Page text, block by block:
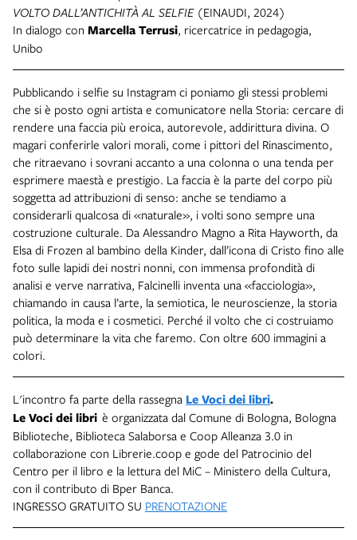
VOLTO DALL’ANTICHITÀ AL SELFIE (EINAUDI, 2024)
In dialogo con Marcella Terrusi, ricercatrice in pedagogia,
Unibo
Pubblicando i selfie su Instagram ci poniamo gli stessi problemi
che si è posto ogni artista e comunicatore nella Storia: cercare di
rendere una faccia più eroica, autorevole, addirittura divina. O
magari conferirle valori morali, come i pittori del Rinascimento,
che ritraevano i sovrani accanto a una colonna o una tenda per
esprimere maestà e prestigio. La faccia è la parte del corpo più
soggetta ad attribuzioni di senso: anche se tendiamo a
considerarli qualcosa di «naturale», i volti sono sempre una
costruzione culturale. Da Alessandro Magno a Rita Hayworth, da
Elsa di Frozen al bambino della Kinder, dall’icona di Cristo fino alle
foto sulle lapidi dei nostri nonni, con immensa profondità di
analisi e verve narrativa, Falcinelli inventa una «facciologia»,
chiamando in causa l’arte, la semiotica, le neuroscienze, la storia
politica, la moda e i cosmetici. Perché il volto che ci costruiamo
può determinare la vita che faremo. Con oltre 600 immagini a
colori.
L'incontro fa parte della rassegna Le Voci dei libri.
Le Voci dei libri è organizzata dal Comune di Bologna, Bologna
Biblioteche, Biblioteca Salaborsa e Coop Alleanza 3.0 in
collaborazione con Librerie.coop e gode del Patrocinio del
Centro per il libro e la lettura del MiC – Ministero della Cultura,
con il contributo di Bper Banca.
INGRESSO GRATUITO SU PRENOTAZIONE